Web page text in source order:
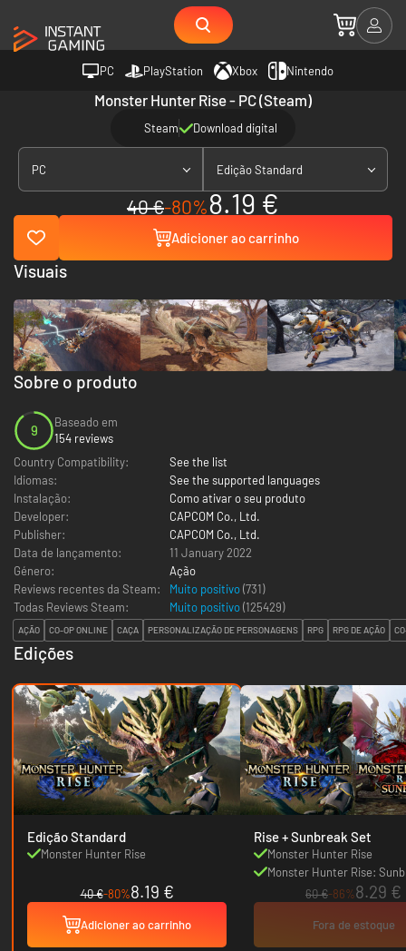
PC PlayStation Xbox Nintendo
Monster Hunter Rise - PC (Steam)
Steam Download digital
PC Edição Standard
40 €-80%8.19 €
Adicioner ao carrinho
Sobre o produto
9
Baseado em
154 reviews
Country Compatibility:
See the list
Idiomas:
See the supported languages
Instalação:
Como ativar o seu produto
Developer:
CAPCOM Co., Ltd.
Publisher:
CAPCOM Co., Ltd.
Data de lançamento:
11 January 2022
Género:
Ação
Reviews recentes da Steam:
Muito positivo(731)
Todas Reviews Steam:
Muito positivo(125429)
AÇÃO CO-OP ONLINE CAÇA PERSONALIZAÇÃO DE PERSONAGENS RPG RPG DE AÇÃO
Edições
Edição Standard
Monster Hunter Rise
40 €-80%8.19 €
Adicioner ao carrinho
Rise + Sunbreak Set
Monster Hunter Rise
Monster Hunter Rise:
60 €-86%8.29 €
Fora de estoque
Visuais